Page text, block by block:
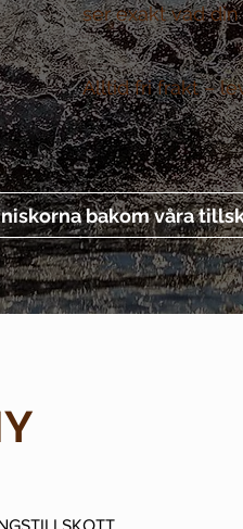
bakom våra
ser exakt vad
Alltid fri frakt –